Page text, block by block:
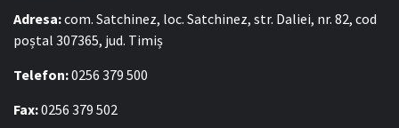
Adresa:com. Satchinez, loc. Satchinez, str. Daliei, nr. 82, cod
poștal 307365, jud. Timiș
Telefon:0256 379 500
Fax:0256 379 502